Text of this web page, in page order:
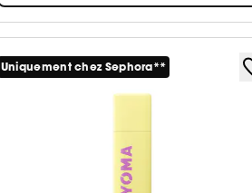
Uniquement chez Sephora**